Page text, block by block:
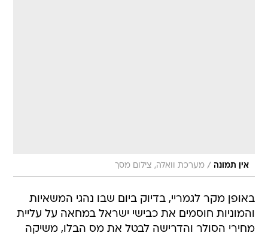
אין תמונה / מערכת וואלה, צילום מסך
באופן מקר לגמריי, בדיוק ביום שבו נהגי המשאיות
והמוניות חוסמים את כבישי ישראל במחאה על עליית
מחירי הסולר והדרישה לבטל את מס הבלו, משיקה